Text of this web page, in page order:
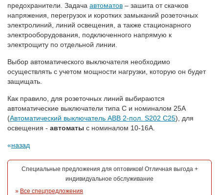
предохранители. Задача автоматов – зашита от скачков
напряжения, перегрузок и коротких замыканий розеточных
электролиний, линий освещения, а также стационарного
электрооборудования, подключенного напрямую к
электрощиту по отдельной линии.
Выбор автоматического выключателя необходимо
осуществлять с учетом мощности нагрузки, которую он будет
защищать.
Как правило, для розеточных линий выбираются
автоматические выключатели типа С и номиналом 25А
(Автоматический выключатель ABB 2-пол. S202 C25), для
освещения - автоматы с номиналом 10-16А.
назад
Специальные предложения для оптовиков! Отличная выгода +
индивидуальное обслуживание
» Все спецпредложения